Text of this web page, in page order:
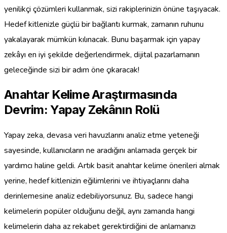
yenilikçi çözümleri kullanmak, sizi rakiplerinizin önüne taşıyacak.
Hedef kitlenizle güçlü bir bağlantı kurmak, zamanın ruhunu
yakalayarak mümkün kılınacak. Bunu başarmak için yapay
zekâyı en iyi şekilde değerlendirmek, dijital pazarlamanın
geleceğinde sizi bir adım öne çıkaracak!
Anahtar Kelime Araştırmasında
Devrim: Yapay Zekânın Rolü
Yapay zeka, devasa veri havuzlarını analiz etme yeteneği
sayesinde, kullanıcıların ne aradığını anlamada gerçek bir
yardımcı haline geldi. Artık basit anahtar kelime önerileri almak
yerine, hedef kitlenizin eğilimlerini ve ihtiyaçlarını daha
derinlemesine analiz edebiliyorsunuz. Bu, sadece hangi
kelimelerin popüler olduğunu değil, aynı zamanda hangi
kelimelerin daha az rekabet gerektirdiğini de anlamanızı